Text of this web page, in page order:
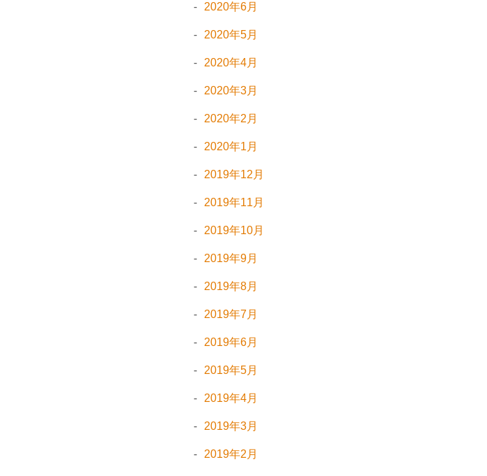
2020年6月
2020年5月
2020年4月
2020年3月
2020年2月
2020年1月
2019年12月
2019年11月
2019年10月
2019年9月
2019年8月
2019年7月
2019年6月
2019年5月
2019年4月
2019年3月
2019年2月